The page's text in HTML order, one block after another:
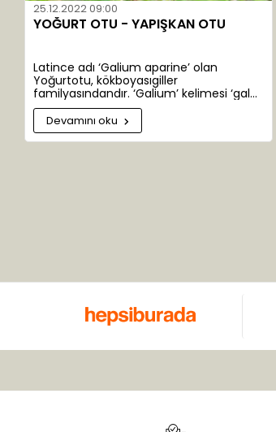
Black Natural
Bombax
Bozkurt
Çavuşoğlu
Çaykur
Cream
Dabur
25.12.2022 09:00
YOĞURT OTU - YAPIŞKAN OTU
Latince adı ‘Galium aparine’ olan
Yoğurtotu, kökboyasıgiller
familyasındandır. ‘Galium’ kelimesi ‘gala’
kelimesinden türemiştir. Süt anlamına
gelir. Yoğurtotu eskiden peynir
yapımında kullanıldığından bu adı
almıştır. 300 alt türü bulunur. Anavatanı
Devamını oku